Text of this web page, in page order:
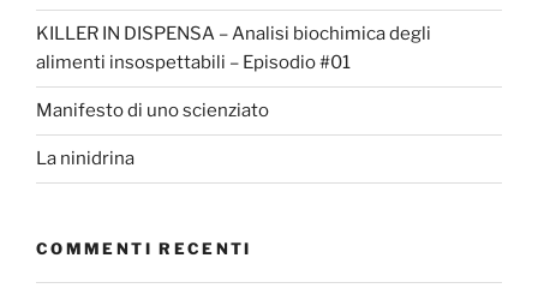
KILLER IN DISPENSA – Analisi biochimica degli
alimenti insospettabili – Episodio #01
Manifesto di uno scienziato
La ninidrina
COMMENTI RECENTI